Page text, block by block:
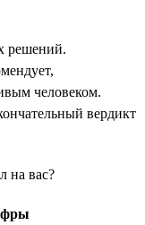
решений.
человеком.
вердикт
на вас?